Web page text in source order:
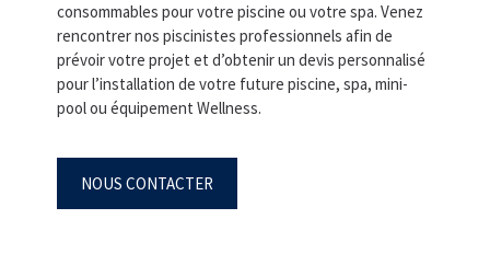
consommables pour votre piscine ou votre spa. Venez
rencontrer nos piscinistes professionnels afin de
prévoir votre projet et d’obtenir un devis personnalisé
pour l’installation de votre future piscine, spa, mini-
pool ou équipement Wellness.
NOUS CONTACTER